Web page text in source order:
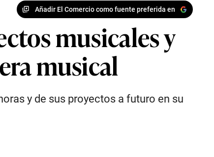
Añadir El Comercio como fuente preferida en
musicales y
musical
y de sus proyectos a futuro en su